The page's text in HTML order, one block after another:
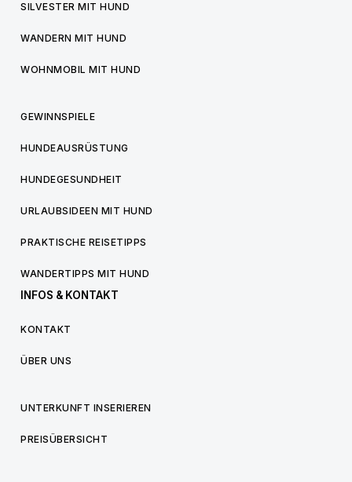
SILVESTER MIT HUND
WANDERN MIT HUND
WOHNMOBIL MIT HUND
GEWINNSPIELE
HUNDEAUSRÜSTUNG
HUNDEGESUNDHEIT
URLAUBSIDEEN MIT HUND
PRAKTISCHE REISETIPPS
WANDERTIPPS MIT HUND
INFOS & KONTAKT
KONTAKT
ÜBER UNS
UNTERKUNFT INSERIEREN
PREISÜBERSICHT